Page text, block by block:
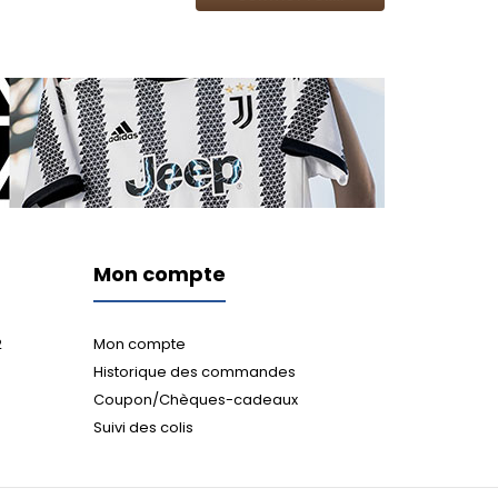
Mon compte
Mon compte
Historique des commandes
Coupon/Chèques-cadeaux
Suivi des colis